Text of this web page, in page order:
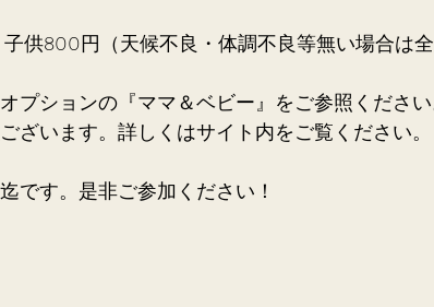
供800円（天候不良・体調不良等無い場合は
プションの『ママ＆ベビー』をご参照ください
います。詳しくはサイト内をご覧ください。
です。是非ご参加ください！